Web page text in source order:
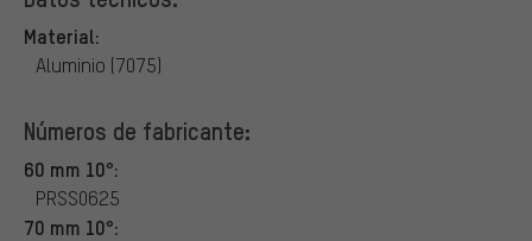
Material:
Aluminio (7075)
Números de fabricante:
60 mm 10°:
PRSS0625
70 mm 10°: